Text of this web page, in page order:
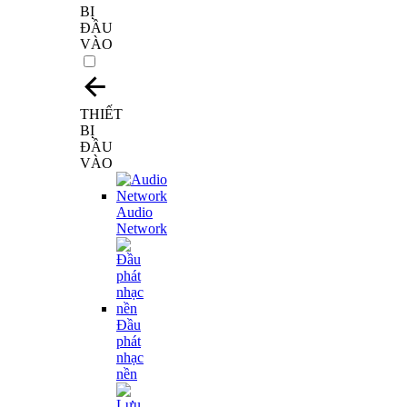
BỊ
ĐẦU
VÀO
THIẾT
BỊ
ĐẦU
VÀO
Audio
Network
Đầu
phát
nhạc
nền